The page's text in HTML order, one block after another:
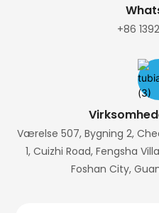
+86
Værelse 507, Bygning 2,
1, Cuizhi Road, Fengsha
Foshan City,